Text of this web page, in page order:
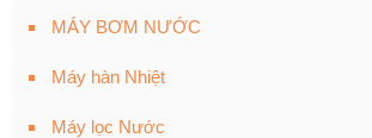
MÁY BƠM NƯỚC
Máy hàn Nhiệt
Máy lọc Nước